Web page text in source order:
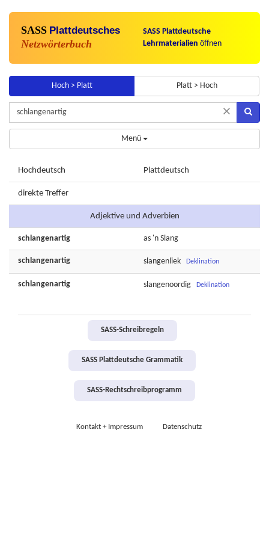
SASS Plattdeutsches
Netzwörterbuch
SASS Plattdeutsche
Lehrmaterialien öffnen
Hoch > Platt Platt > Hoch
×
Menü
Hochdeutsch Plattdeutsch
direkte Treffer
Adjektive und Adverbien
schlangenartig as 'n Slang
schlangenartig slangenliek Deklination
schlangenartig slangenoordig Deklination
SASS-Schreibregeln
SASS Plattdeutsche Grammatik
SASS-Rechtschreibprogramm
Kontakt + Impressum Datenschutz